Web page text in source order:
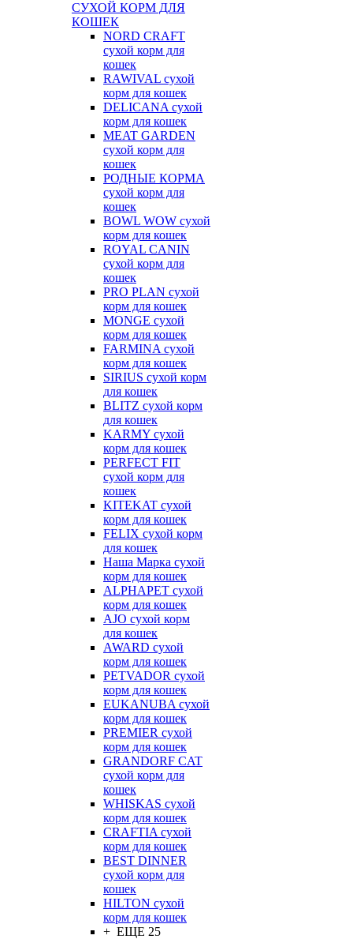
СУХОЙ КОРМ ДЛЯ
КОШЕК
NORD CRAFT
сухой корм для
кошек
RAWIVAL сухой
корм для кошек
DELICANA сухой
корм для кошек
MEAT GARDEN
сухой корм для
кошек
РОДНЫЕ КОРМА
сухой корм для
кошек
BOWL WOW сухой
корм для кошек
ROYAL CANIN
сухой корм для
кошек
PRO PLAN сухой
корм для кошек
MONGE сухой
корм для кошек
FARMINA сухой
корм для кошек
SIRIUS сухой корм
для кошек
BLITZ сухой корм
для кошек
KARMY сухой
корм для кошек
PERFECT FIT
сухой корм для
кошек
KITEKAT сухой
корм для кошек
FELIX сухой корм
для кошек
Наша Марка сухой
корм для кошек
ALPHAPET сухой
корм для кошек
AJO сухой корм
для кошек
AWARD сухой
корм для кошек
PETVADOR сухой
корм для кошек
EUKANUBA сухой
корм для кошек
PREMIER сухой
корм для кошек
GRANDORF CAT
сухой корм для
кошек
WHISKAS сухой
корм для кошек
CRAFTIA сухой
корм для кошек
BEST DINNER
сухой корм для
кошек
HILTON сухой
корм для кошек
+ ЕЩЕ 25